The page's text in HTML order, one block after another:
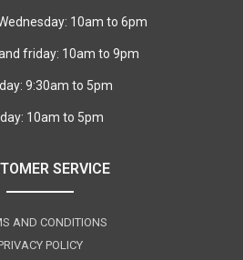
10am to 6pm
friday: 10am to 9pm
9:30am to 5pm
10am to 5pm
SERVICE
AND CONDITIONS
POLICY